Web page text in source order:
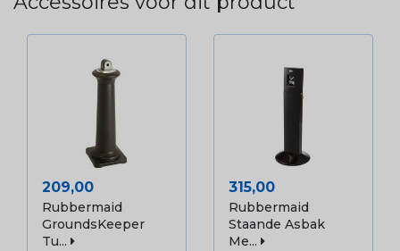
Prijs
209,00
Rubbermaid
GroundsKeeper
Tu...
Prijs
315,00
Rubbermaid
Staande Asbak
Me...